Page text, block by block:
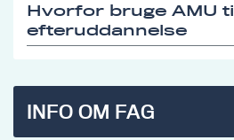
Hvorfor bruge AMU
efteruddannelse
INFO OM FAG